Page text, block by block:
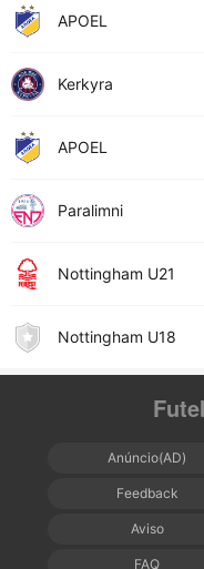
APOEL
Kerkyra
APOEL
Paralimni
Nottingham U21
Nottingham U18
Anúncio(AD)
Feedback
Aviso
FAQ